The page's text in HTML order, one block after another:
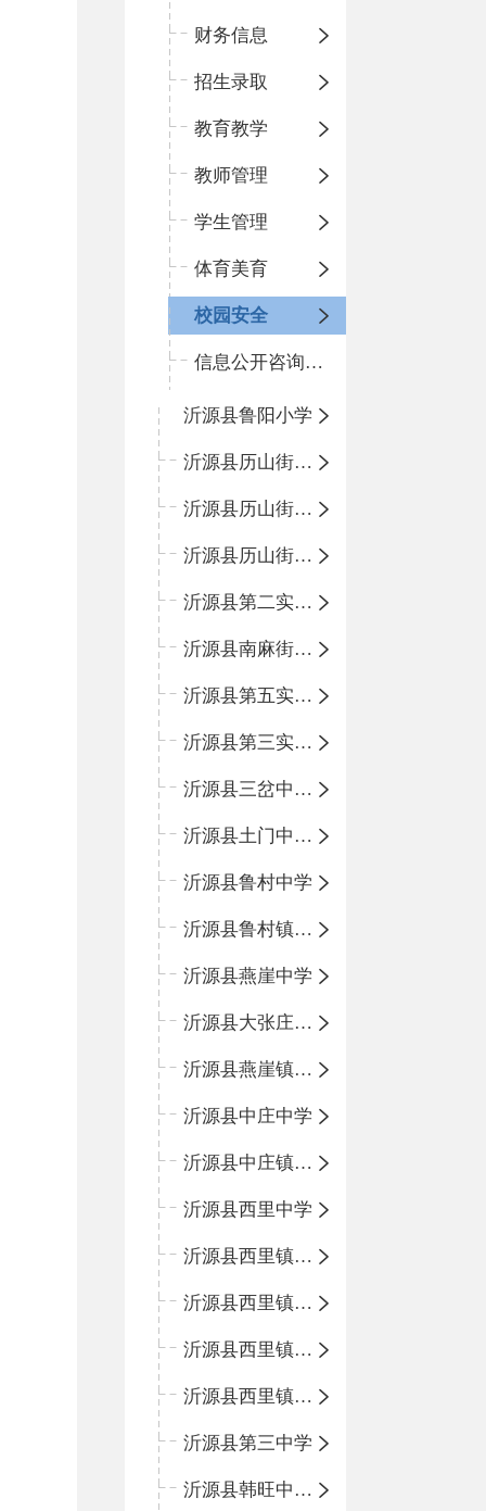
财务信息
招生录取
教育教学
教师管理
学生管理
体育美育
校园安全
信息公开咨询指南
沂源县鲁阳小学
沂源县历山街道办事处振兴路小学
沂源县历山街道办事处荆山路小学
沂源县历山街道办事处鲁山路小学
沂源县第二实验中学
沂源县南麻街道办事处中心小学
沂源县第五实验小学
沂源县第三实验小学
沂源县三岔中心学校
沂源县土门中心学校
沂源县鲁村中学
沂源县鲁村镇中心小学
沂源县燕崖中学
沂源县大张庄中心学校
沂源县燕崖镇中心小学
沂源县中庄中学
沂源县中庄镇中心小学
沂源县西里中学
沂源县西里镇中心小学
沂源县西里镇柳枝峪回民小学
沂源县西里镇金星完全小学
沂源县西里镇团圆小学
沂源县第三中学
沂源县韩旺中心学校